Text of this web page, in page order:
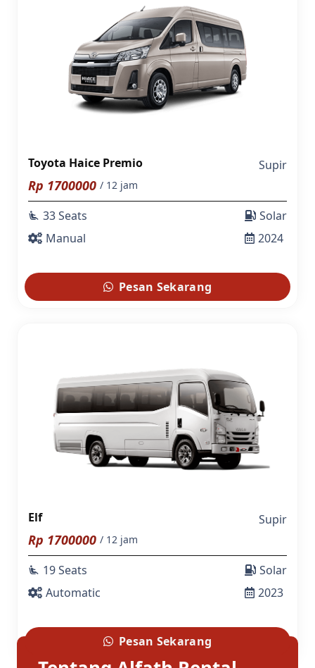
Toyota Haice Premio Supir
Rp 1700000 / 12 jam
airline_seat_recline_extra 33 Seats
Manual
Solar
2024
Pesan Sekarang
Elf Supir
Rp 1700000 / 12 jam
airline_seat_recline_extra 19 Seats
Automatic
Solar
2023
Pesan Sekarang